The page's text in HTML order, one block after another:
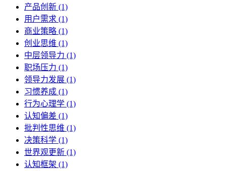
产品创新 (1)
用户需求 (1)
商业策略 (1)
创业思维 (1)
中层领导力 (1)
职场压力 (1)
领导力发展 (1)
习惯养成 (1)
行为心理学 (1)
认知偏差 (1)
批判性思维 (1)
决策科学 (1)
世界观更新 (1)
认知框架 (1)